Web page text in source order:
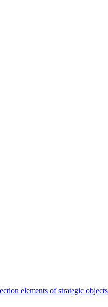
elements of strategic objects